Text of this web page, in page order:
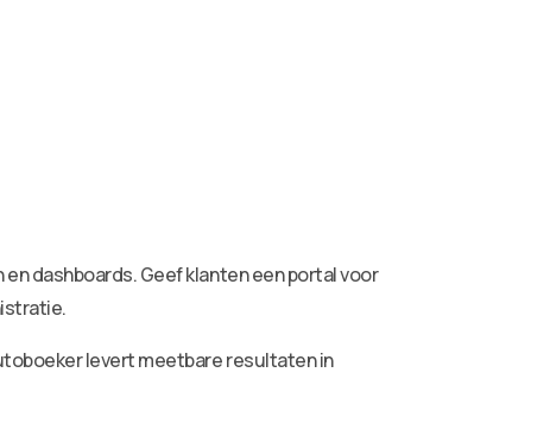
dashboards. Geef klanten een portal voor
levert meetbare resultaten in